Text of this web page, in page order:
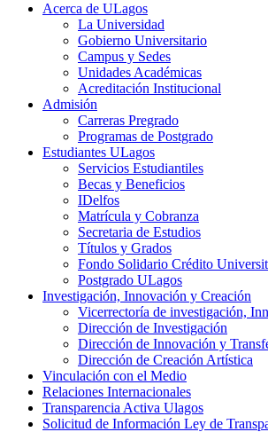
Acerca de ULagos
La Universidad
Gobierno Universitario
Campus y Sedes
Unidades Académicas
Acreditación Institucional
Admisión
Carreras Pregrado
Programas de Postgrado
Estudiantes ULagos
Servicios Estudiantiles
Becas y Beneficios
IDelfos
Matrícula y Cobranza
Secretaria de Estudios
Títulos y Grados
Fondo Solidario Crédito
Postgrado ULagos
Investigación, Innovación y Creación
Vicerrectoría de investigación,
Dirección de Investigación
Dirección de Innovación y
Dirección de Creación Artística
Vinculación con el Medio
Relaciones Internacionales
Transparencia Activa Ulagos
Solicitud de Información Ley de